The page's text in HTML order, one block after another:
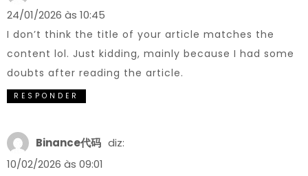
24/01/2026 às 10:45
I don’t think the title of your article matches the
content lol. Just kidding, mainly because I had some
doubts after reading the article.
RESPONDER
Binance代码 diz:
10/02/2026 às 09:01